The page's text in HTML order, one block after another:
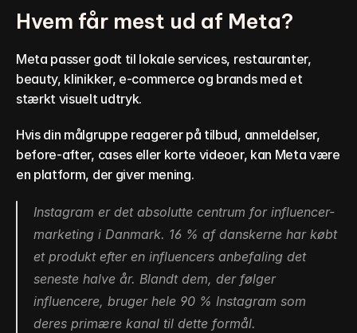
Hvem får mest ud af Meta?
Meta passer godt til lokale services, restauranter,
beauty, klinikker, e-commerce og brands med et
stærkt visuelt udtryk.
Hvis din målgruppe reagerer på tilbud, anmeldelser,
before-after, cases eller korte videoer, kan Meta være
en platform, der giver mening.
Instagram er det absolutte centrum for influencer-
marketing i Danmark. 16 % af danskerne har købt
et produkt efter en influencers anbefaling det
seneste halve år. Blandt dem, der følger
influencere, bruger hele 90 % Instagram som
deres primære kanal til dette formål.